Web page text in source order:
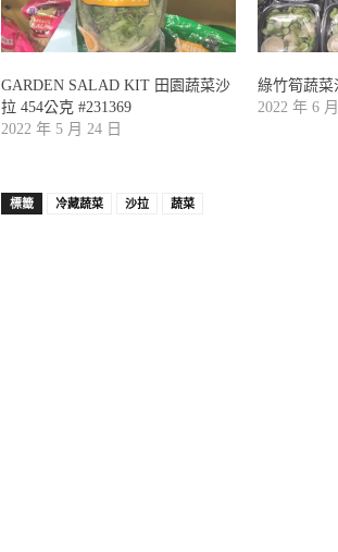
GARDEN SALAD KIT 田園蔬菜沙
拉 454公克 #231369
2022 年 5 月 24 日
綠竹筍蔬菜
2022 年 6
標籤 冷藏蔬菜 沙拉 蔬菜